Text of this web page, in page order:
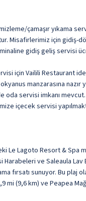
çamaşır yıkama
Misafirlerimiz için gidiş-
gidiş geliş servisi
için Vailili Restaurant
manzarasına nazır
oda servisi imkanı
içecek servisi
Le Lagoto Resort & Spa
Harabeleri ve Saleaula
fırsatı sunuyor. Bu plaj
mi (9,6 km) ve Peapea